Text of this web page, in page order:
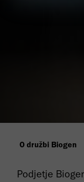
O družbi Biogen
Podjetje